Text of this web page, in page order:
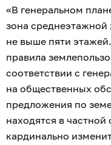
«В генеральном
зона среднеэтажной
не выше пяти
правила
соответствии с
на общественных
предложения по
находятся в частной
кардинально